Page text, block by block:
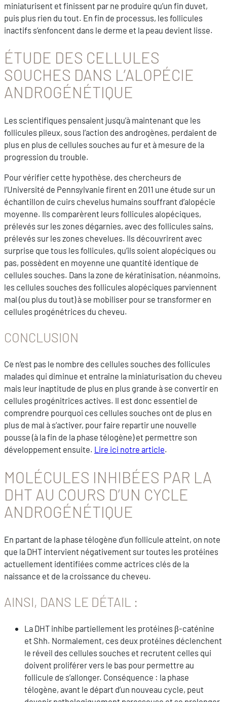
miniaturisent et finissent par ne produire qu’un fin duvet,
puis plus rien du tout. En fin de processus, les follicules
inactifs s’enfoncent dans le derme et la peau devient lisse.
ÉTUDE DES CELLULES
SOUCHES DANS L’ALOPÉCIE
ANDROGÉNÉTIQUE
Les scientifiques pensaient jusqu’à maintenant que les
follicules pileux, sous l’action des androgènes, perdaient de
plus en plus de cellules souches au fur et à mesure de la
progression du trouble.
Pour vérifier cette hypothèse, des chercheurs de
l’Université de Pennsylvanie firent en 2011 une étude sur un
échantillon de cuirs chevelus humains souffrant d’alopécie
moyenne. Ils comparèrent leurs follicules alopéciques,
prélevés sur les zones dégarnies, avec des follicules sains,
prélevés sur les zones chevelues. Ils découvrirent avec
surprise que tous les follicules, qu’ils soient alopéciques ou
pas, possèdent en moyenne une quantité identique de
cellules souches. Dans la zone de kératinisation, néanmoins,
les cellules souches des follicules alopéciques parviennent
mal (ou plus du tout) à se mobiliser pour se transformer en
cellules progénétrices du cheveu.
CONCLUSION
Ce n’est pas le nombre des cellules souches des follicules
malades qui diminue et entraîne la miniaturisation du cheveu
mais leur inaptitude de plus en plus grande à se convertir en
cellules progénitrices actives. Il est donc essentiel de
comprendre pourquoi ces cellules souches ont de plus en
plus de mal à s’activer, pour faire repartir une nouvelle
pousse (à la fin de la phase télogène) et permettre son
développement ensuite. Lire ici notre article.
MOLÉCULES INHIBÉES PAR LA
DHT AU COURS D’UN CYCLE
ANDROGÉNÉTIQUE
En partant de la phase télogène d’un follicule atteint, on note
que la DHT intervient négativement sur toutes les protéines
actuellement identifiées comme actrices clés de la
naissance et de la croissance du cheveu.
AINSI, DANS LE DÉTAIL :
La DHT inhibe partiellement les protéines β-caténine
et Shh. Normalement, ces deux protéines déclenchent
le réveil des cellules souches et recrutent celles qui
doivent proliférer vers le bas pour permettre au
follicule de s’allonger. Conséquence : la phase
télogène, avant le départ d’un nouveau cycle, peut